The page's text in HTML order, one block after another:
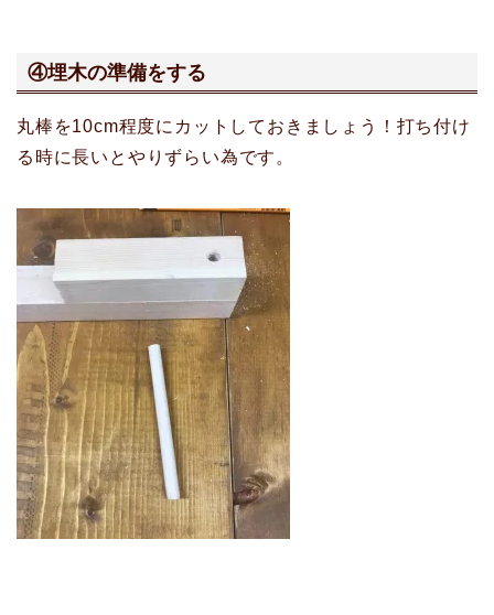
④埋木の準備をする
丸棒を10cm程度にカットしておきましょう！打ち付け
る時に長いとやりずらい為です。